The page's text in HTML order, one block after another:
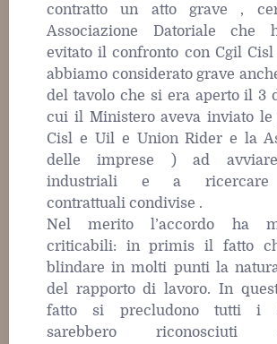
contratto un atto grave ,
Associazione Datoriale che
evitato il confronto con Cgil
abbiamo considerato grave
del tavolo che si era aperto il 3
cui il Ministero aveva inviato
Cisl e Uil e Union Rider e la
delle imprese ) ad
industriali e a ricercare
contrattuali condivise .
Nel merito l’accordo ha
criticabili: in primis il fatto
blindare in molti punti la
del rapporto di lavoro. In
fatto si precludono tutti i
sarebbero